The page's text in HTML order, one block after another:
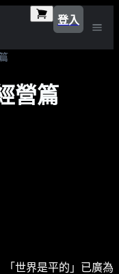
登入
營篇
世界是平的」已廣為